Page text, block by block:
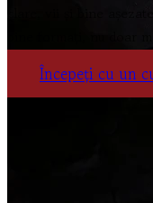
clare, vii și bine
bine formați, nu doar
Începeți cu un